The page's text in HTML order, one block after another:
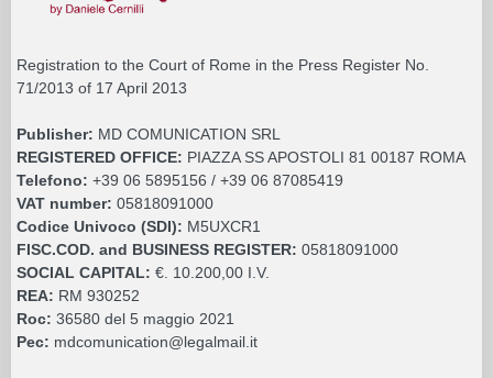
Registration to the Court of Rome in the Press Register No.
71/2013 of 17 April 2013
Publisher: MD COMUNICATION SRL
REGISTERED OFFICE: PIAZZA SS APOSTOLI 81 00187 ROMA
Telefono: +39 06 5895156 / +39 06 87085419
VAT number: 05818091000
Codice Univoco (SDI): M5UXCR1
FISC.COD. and BUSINESS REGISTER: 05818091000
SOCIAL CAPITAL: €. 10.200,00 I.V.
REA: RM 930252
Roc: 36580 del 5 maggio 2021
Pec: mdcomunication@legalmail.it